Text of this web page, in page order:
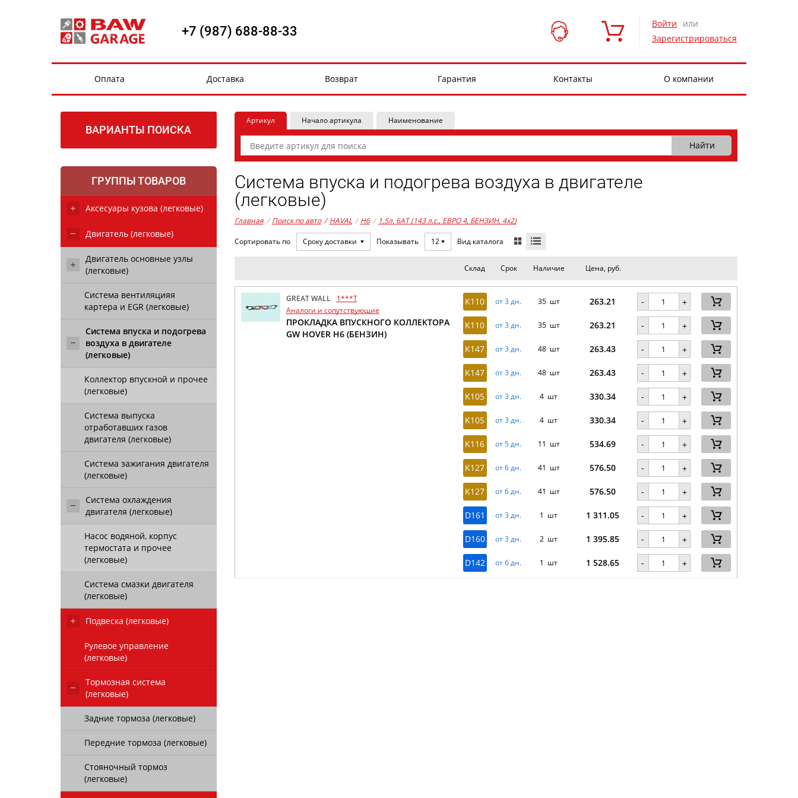
+7 (987) 688-88-33 Войти
или
Зарегистрироваться
Оплата Доставка Возврат Гарантия Контакты О компании
ВАРИАНТЫ ПОИСКА
ГРУППЫ ТОВАРОВ
Аксесуары кузова (легковые)
Двигатель (легковые)
Двигатель основные узлы
(легковые)
Система вентиляцияя
картера и EGR (легковые)
Система впуска и подогрева
воздуха в двигателе
(легковые)
Коллектор впускной и прочее
(легковые)
Система выпуска
отработавших газов
двигателя (легковые)
Система зажигания двигателя
(легковые)
Система охлаждения
двигателя (легковые)
Насос водяной, корпус
термостата и прочее
(легковые)
Система смазки двигателя
(легковые)
Подвеска (легковые)
Рулевое управление
(легковые)
Тормозная система
(легковые)
Задние тормоза (легковые)
Передние тормоза (легковые)
Стояночный тормоз
(легковые)
Артикул Начало артикула Наименование
Система впуска и подогрева воздуха в двигателе
(легковые)
Главная / Поиск по авто / HAVAL / H6 / 1,5л. 6AT (143 л.с., ЕВРО 4, БЕНЗИН, 4x2)
Сортировать по Сроку доставки Показывать 12 Вид каталога
Склад Срок Наличие Цена, руб.
GREAT WALL
1***T
Аналоги и сопутствующие
ПРОКЛАДКА ВПУСКНОГО КОЛЛЕКТОРА
GW HOVER H6 (БЕНЗИН)
K110 от 3 дн. 35 шт 263.21 - +
K110 от 3 дн. 35 шт 263.21 - +
K147 от 3 дн. 48 шт 263.43 - +
K147 от 3 дн. 48 шт 263.43 - +
K105 от 3 дн. 4 шт 330.34 - +
K105 от 3 дн. 4 шт 330.34 - +
K116 от 5 дн. 11 шт 534.69 - +
K127 от 6 дн. 41 шт 576.50 - +
K127 от 6 дн. 41 шт 576.50 - +
D161 от 3 дн. 1 шт 1 311.05 - +
D160 от 3 дн. 2 шт 1 395.85 - +
D142 от 6 дн. 1 шт 1 528.65 - +